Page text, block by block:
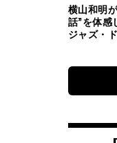
横山和明
話”を体感
ジャズ・